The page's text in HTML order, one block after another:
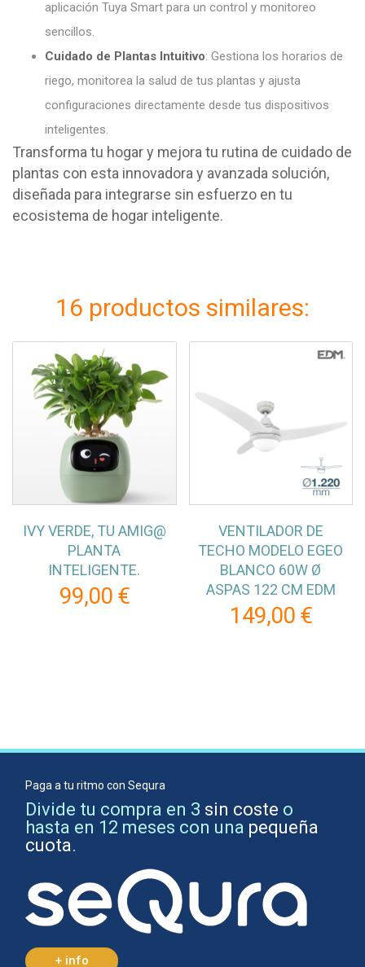
aplicación Tuya Smart para un control y monitoreo
sencillos.
Cuidado de Plantas Intuitivo: Gestiona los horarios de
riego, monitorea la salud de tus plantas y ajusta
configuraciones directamente desde tus dispositivos
inteligentes.
Transforma tu hogar y mejora tu rutina de cuidado de
plantas con esta innovadora y avanzada solución,
diseñada para integrarse sin esfuerzo en tu
ecosistema de hogar inteligente.
16 productos similares:
IVY VERDE, TU AMIG@
PLANTA
INTELIGENTE.
99,00 €
VENTILADOR DE
TECHO MODELO EGEO
BLANCO 60W Ø
ASPAS 122 CM EDM
149,00 €
Paga a tu ritmo con Sequra
Divide tu compra en 3 sin coste o
hasta en 12 meses con una pequeña
cuota.
+ info